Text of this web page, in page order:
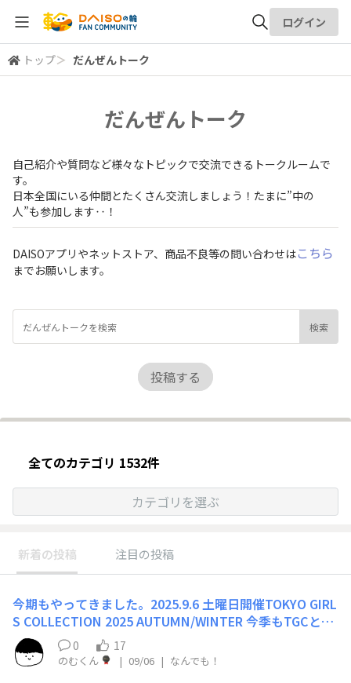
全体検索
ログイン
トップ＞ だんぜんトーク
だんぜんトーク
自己紹介や質問など様々なトピックで交流できるトークルームで
す。
日本全国にいる仲間とたくさん交流しましょう！たまに”中の
人”も参加します‥！
DAISOアプリやネットストア、商品不良等の問い合わせはこちら
までお願いします。
投稿する
全てのカテゴリ 1532件
カテゴリを選ぶ
新着の投稿 注目の投稿
今期もやってきました。2025.9.6 土曜日開催TOKYO GIRL
S COLLECTION 2025 AUTUMN/WINTER 今季もTGCとの
コラボ商品発売かなと目をつけてました。今季の商品も楽
しみです。 詳しくはこちらのダイソーのページから↓ htt
ps://share.google/HZgtkQbIeiQ5iuHLa
0 17
のむくん | 09/06 | なんでも！